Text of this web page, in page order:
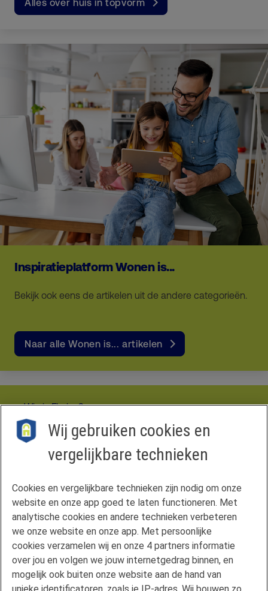
Alles over huis in topvorm
Inspiratieplatform Wonen is...
Bekijk ook eens de artikelen uit de andere categorieën.
Naar alle Wonen is... artikelen
Wie is Florius?
Disclaimer
Privacyverklaring
Vergelijkingskaart
Hypotheekvormen
Maximale hypotheek
Renteoverzicht
Mijn situatie wijzigt
Duurzaam wonen
Wij gebruiken cookies en
vergelijkbare technieken
Cookies en vergelijkbare technieken zijn nodig om onze
website en onze app goed te laten functioneren. Met
analytische cookies en andere technieken verbeteren
we onze website en onze app. Met persoonlijke
cookies verzamelen wij en onze 4 partners informatie
over jou en volgen we jouw internetgedrag binnen, en
mogelijk ook buiten onze website aan de hand van